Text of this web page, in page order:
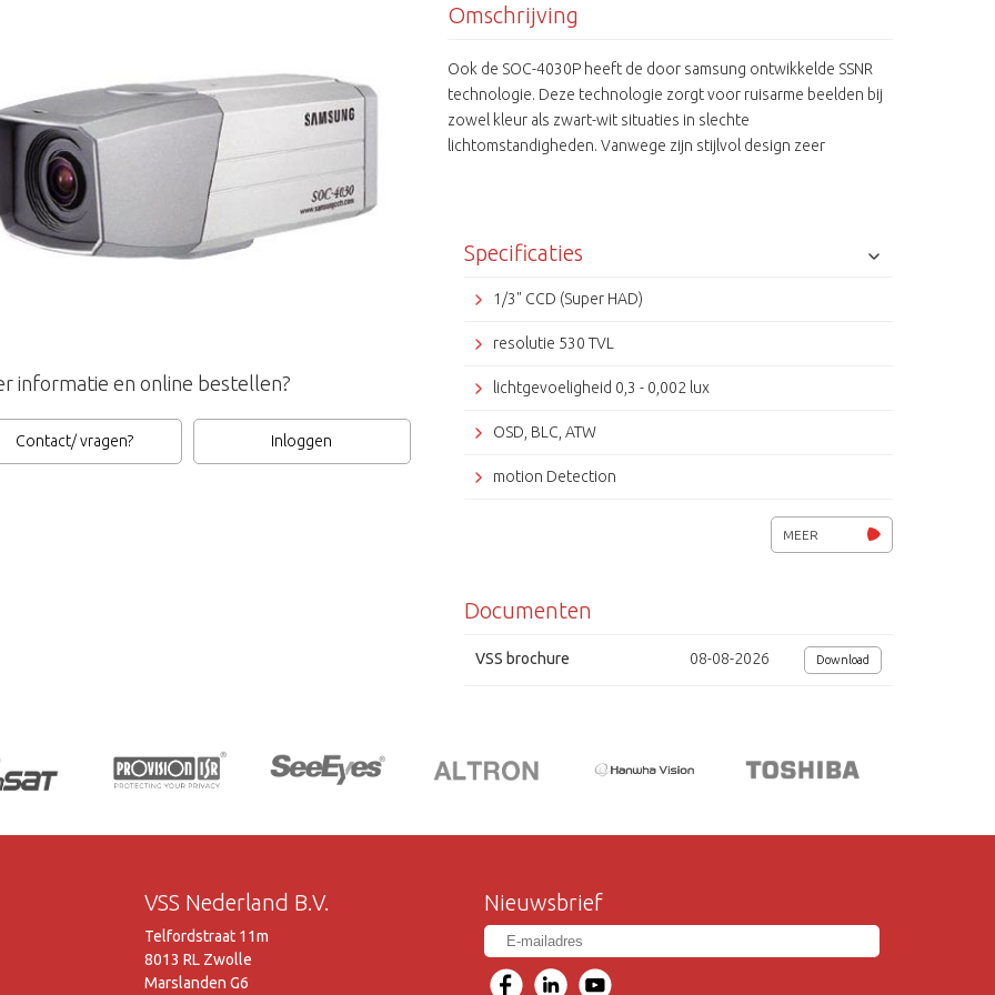
informatie en online bestellen?
Contact/ vragen? Inloggen
Omschrijving
Ook de SOC-4030P heeft de door samsung ontwikkelde SSNR
technologie. Deze technologie zorgt voor ruisarme beelden bij
zowel kleur als zwart-wit situaties in slechte
lichtomstandigheden. Vanwege zijn stijlvol design zeer
Specificaties
1/3" CCD (Super HAD)
resolutie 530 TVL
lichtgevoeligheid 0,3 - 0,002 lux
OSD, BLC, ATW
motion Detection
afmetingen (BxHxD) : 63 × 58 × 164mm
MEER
Documenten
VSS brochure 08-08-2026 Download
VSS Nederland B.V.
Telfordstraat 11m
8013 RL Zwolle
Marslanden G6
Nieuwsbrief